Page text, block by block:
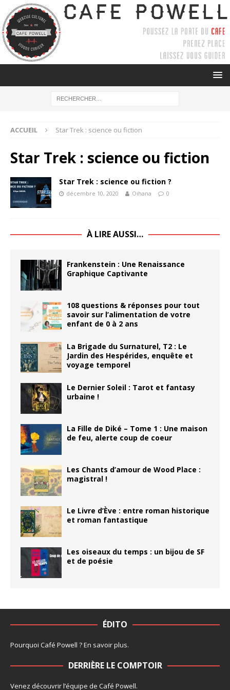
ACCUEIL Star Trek : science ou fiction
Star Trek : science ou fiction
Star Trek : science ou fiction ?
décembre 10, 2020 Oihana 0
À LIRE AUSSI…
Frankenstein : Une Renaissance
Graphique Captivante
108 questions & réponses pour tout
savoir sur l’alimentation de votre
enfant de 0 à 2 ans
La Brigade du Surnaturel, T2 : Le
Jardin des Hespérides, enquête et
voyage temporel
Le Dernier Soleil : Tarot et fantasy
urbaine !
La Fille de Diké – Tome 1 : Une maison
de feu, alerte coup de coeur
Les Chants d’amour de Wood Place :
magistral !
Le Livre d’Ève : entre roman historique
et roman fantastique
Les oiseaux du temps : un bijou de SF
et de poésie
ÉDITO
Pourquoi Café Powell ?En savoir plus.
DERRIÈRE LE COMPTOIR
Venez découvrir l’équipe de Café Powell.